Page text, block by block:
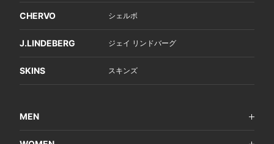
CHERVO シェルボ
J.LINDEBERG ジェイ リンドバーグ
SKINS スキンズ
MEN